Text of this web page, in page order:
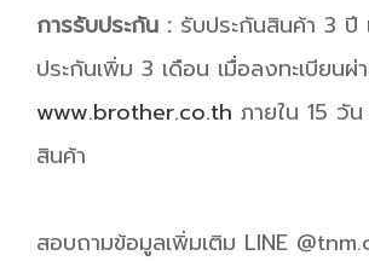
การรับประกัน : รับประกันสินค้า 3 ปี
ประกันเพิ่ม 3 เดือน เมื่อลงทะเบียนผ่
www.brother.co.th ภายใน 15 วั
สินค้า
สอบถามข้อมูลเพิ่มเติม LINE